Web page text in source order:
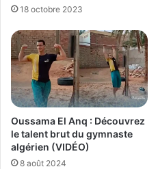
18 octobre 2023
Oussama El Anq : Découvrez
le talent brut du gymnaste
algérien (VIDÉO)
8 août 2024